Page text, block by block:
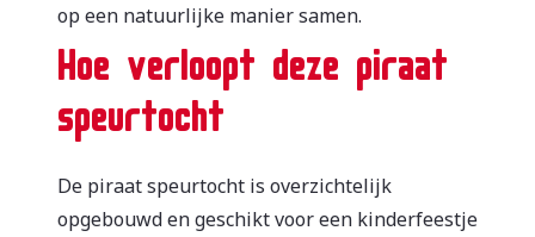
op een natuurlijke manier samen.
Hoe verloopt deze piraat
speurtocht
De piraat speurtocht is overzichtelijk
opgebouwd en geschikt voor een kinderfeestje